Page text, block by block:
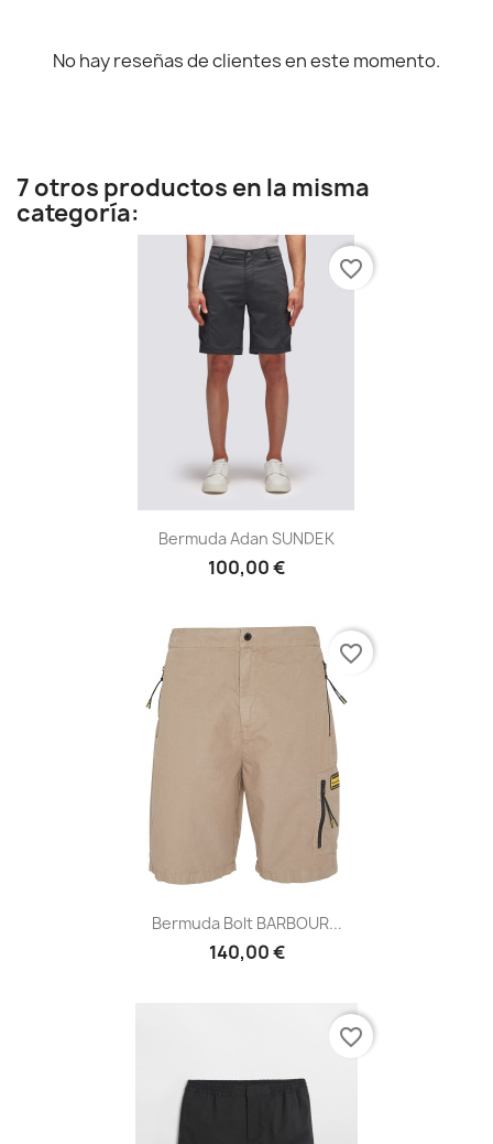
No hay reseñas de clientes en este momento.
7 otros productos en la misma
categoría:
Bermuda Adan SUNDEK
100,00 €
favorite_border
Bermuda Bolt BARBOUR...
140,00 €
favorite_border
favorite_border